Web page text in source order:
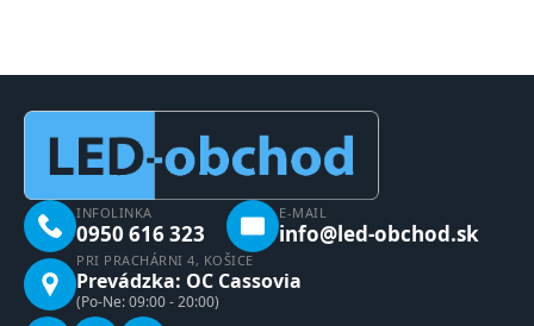
INFOLINKA
0950 616 323
E-MAIL
info@led-obchod.sk
PRI PRACHÁRNI 4, KOŠICE
Prevádzka: OC Cassovia
(Po-Ne: 09:00 - 20:00)